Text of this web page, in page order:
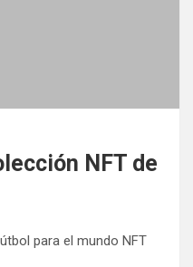
NFT de
para el mundo NFT